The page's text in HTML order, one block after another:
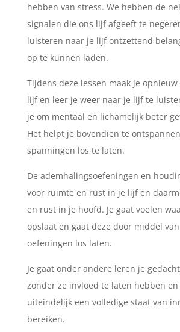
hebben van stress. We hebben de
signalen die ons lijf afgeeft te
luisteren naar je lijf ontzettend
op te kunnen laden.
Tijdens deze lessen maak je
lijf en leer je weer naar je lijf te
je om mentaal en lichamelijk beter
Het helpt je bovendien te
spanningen los te laten.
De ademhalingsoefeningen en
voor ruimte en rust in je lijf en
en rust in je hoofd. Je gaat voelen
opslaat en gaat deze door middel
oefeningen los laten.
Je gaat onder andere leren je
zonder ze invloed te laten hebben en
uiteindelijk een volledige staat van
bereiken.